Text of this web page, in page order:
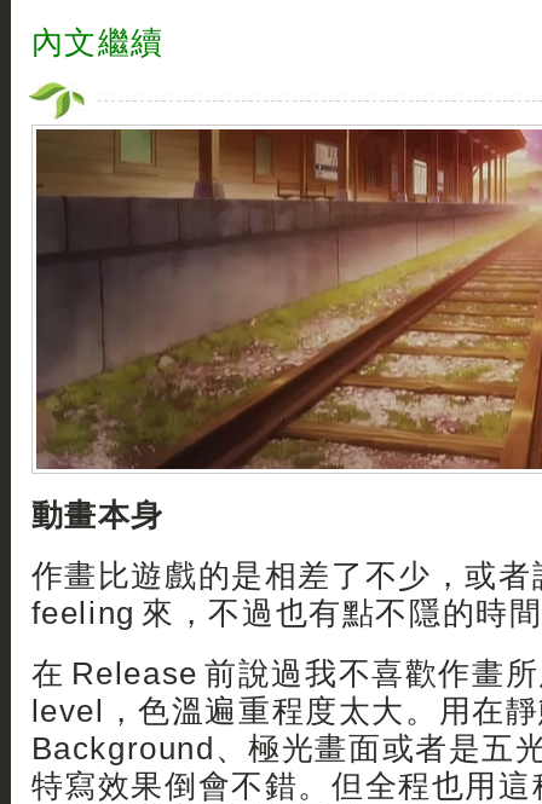
內文繼續
動畫本身
作畫比遊戲的是相差了不少，或
feeling 來，不過也有點不隱的時
在 Release 前說過我不喜歡作畫
level，色溫遍重程度太大。用在
Background、極光畫面或者是五
特寫效果倒會不錯。但全程也用